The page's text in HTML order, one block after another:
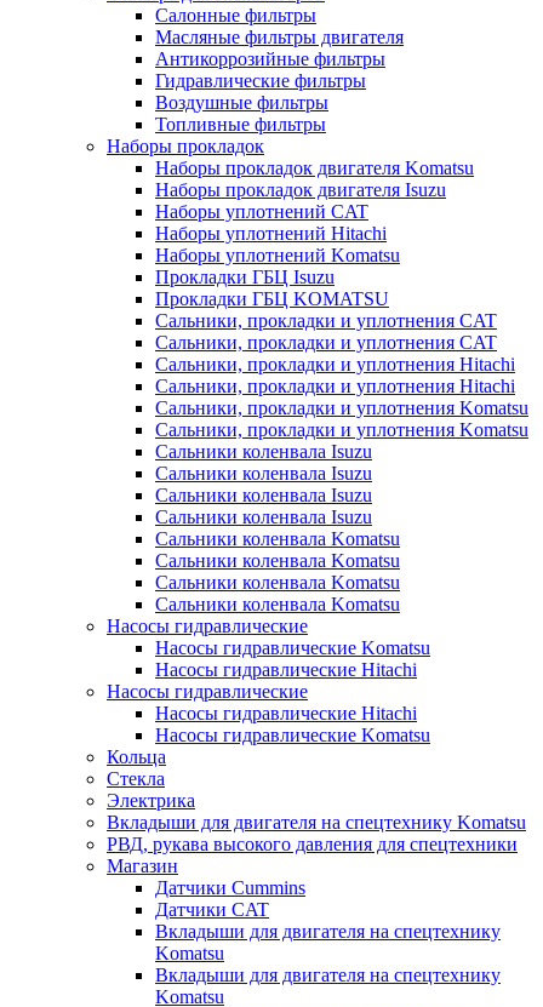
Салонные фильтры
Масляные фильтры двигателя
Антикоррозийные фильтры
Гидравлические фильтры
Воздушные фильтры
Топливные фильтры
Наборы прокладок
Наборы прокладок двигателя Komatsu
Наборы прокладок двигателя Isuzu
Наборы уплотнений CAT
Наборы уплотнений Hitachi
Наборы уплотнений Komatsu
Прокладки ГБЦ Isuzu
Прокладки ГБЦ KOMATSU
Сальники, прокладки и уплотнения CAT
Сальники, прокладки и уплотнения CAT
Сальники, прокладки и уплотнения Hitachi
Сальники, прокладки и уплотнения Hitachi
Сальники, прокладки и уплотнения Komatsu
Сальники, прокладки и уплотнения Komatsu
Сальники коленвала Isuzu
Сальники коленвала Isuzu
Сальники коленвала Isuzu
Сальники коленвала Isuzu
Сальники коленвала Komatsu
Сальники коленвала Komatsu
Сальники коленвала Komatsu
Сальники коленвала Komatsu
Насосы гидравлические
Насосы гидравлические Komatsu
Насосы гидравлические Hitachi
Насосы гидравлические
Насосы гидравлические Hitachi
Насосы гидравлические Komatsu
Кольца
Стекла
Электрика
Вкладыши для двигателя на спецтехнику Komatsu
РВД, рукава высокого давления для спецтехники
Магазин
Датчики Cummins
Датчики CAT
Вкладыши для двигателя на спецтехнику
Komatsu
Вкладыши для двигателя на спецтехнику
Komatsu